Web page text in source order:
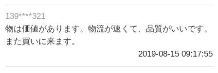
139****321
物は価値があります。物流が速くて、品質がいいです。
また買いに来ます。
2019-08-15 09:17:55